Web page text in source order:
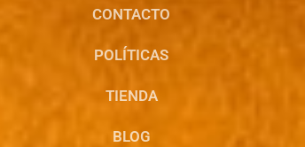
CONTACTO
POLÍTICAS
TIENDA
BLOG